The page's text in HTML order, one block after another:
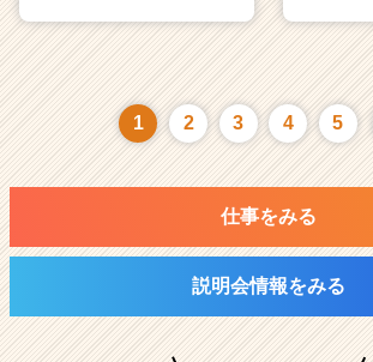
1 2 3 4 5
仕事をみる
説明会情報をみる